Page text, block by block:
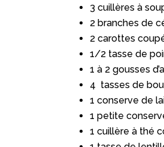
3 cuillères à
2 branches de
2 carottes
1/2 tasse de
1 à 2 gousses
4 tasses de
1 conserve de
1 petite
1 cuillère à thé